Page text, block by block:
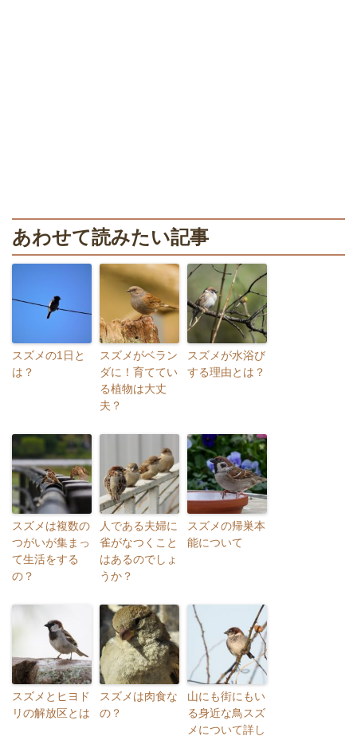
あわせて読みたい記事
スズメの1日と
は？
スズメがベラン
ダに！育ててい
る植物は大丈
夫？
スズメが水浴び
する理由とは？
スズメは複数の
つがいが集まっ
て生活をする
の？
人である夫婦に
雀がなつくこと
はあるのでしょ
うか？
スズメの帰巣本
能について
スズメとヒヨド
リの解放区とは
スズメは肉食な
の？
山にも街にもい
る身近な鳥スズ
メについて詳し